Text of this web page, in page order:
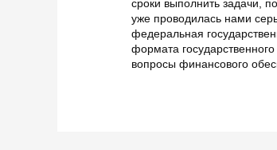
сроки выполнить задачи,
уже проводилась нами
федеральная
формата
вопросы финансового